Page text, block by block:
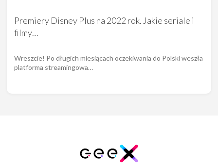
Premiery Disney Plus na 2022 rok. Jakie seriale i
filmy…
Wreszcie! Po długich miesiącach oczekiwania do Polski weszła
platforma streamingowa…